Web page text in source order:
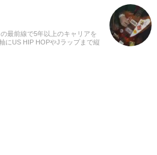
最前線で5年以上のキャリアを
にUS HIP HOPやJラップまで縦